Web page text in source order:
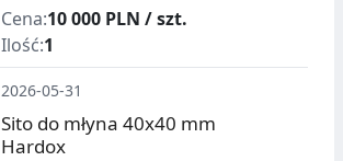
Cena:10 000 PLN / szt.
Ilość:1
2026-05-31
Sito do młyna 40x40 mm
Hardox